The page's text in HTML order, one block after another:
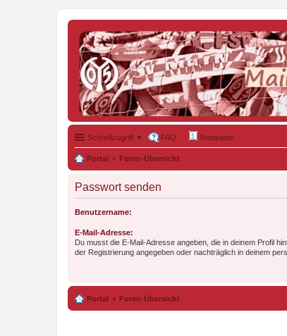
Schnellzugriff ▼ FAQ Netiquette
Portal Foren-Übersicht
Passwort senden
Benutzername:
E-Mail-Adresse:
Du musst die E-Mail-Adresse angeben, die in deinem Profil
der Registrierung angegeben oder nachträglich in deinem
Portal Foren-Übersicht